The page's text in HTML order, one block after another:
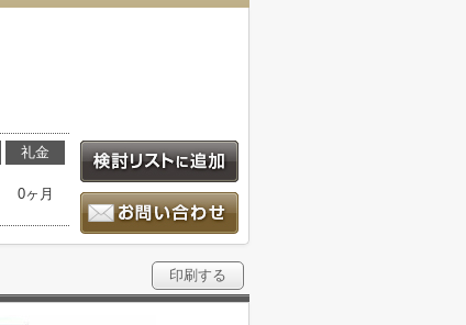
礼金
0ヶ月
印刷する